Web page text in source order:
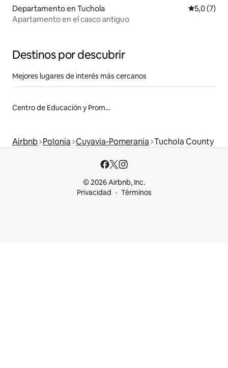
Departamento en Tuchola
5,0 (7)
Apartamento en el casco antiguo
Destinos por descubrir
Mejores lugares de interés más cercanos
Centro de Educación y Promoción
Airbnb Polonia Cuyavia-Pomerania Tuchola County
© 2026 Airbnb, Inc.
Privacidad
Términos